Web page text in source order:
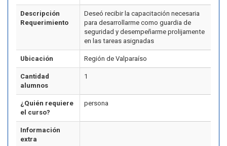
Descripción
Requerimiento
Deseó recibir la capacitación necesaria
para desarrollarme como guardia de
seguridad y desempeñarme prolijamente
en las tareas asignadas
Ubicación Región de Valparaíso
Cantidad
alumnos
1
¿Quién requiere
el curso?
persona
Información
extra